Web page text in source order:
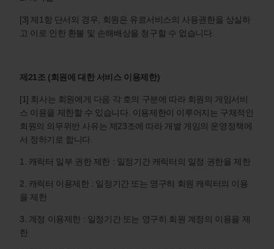
[3] 제1항 단서의 경우, 회원은 유료서비스의 사용권한을 상실하
고 이로 인한 환불 및 손해배상을 청구할 수 없습니다.
제21조 (회원에 대한 서비스 이용제한)
[1] 회사는 회원에게 다음 각 호의 구분에 따라 회원의 게임서비
스 이용을 제한할 수 있습니다. 이용제한이 이루어지는 구체적인
회원의 의무위반 사유는 제23조에 따라 개별 게임의 운영정책에
서 정하기로 합니다.
1. 캐릭터 일부 권한 제한 : 일정기간 캐릭터의 일정 권한을 제한
2. 캐릭터 이용제한 : 일정기간 또는 영구히 회원 캐릭터의 이용
을 제한
3. 계정 이용제한 : 일정기간 또는 영구히 회원 계정의 이용을 제
한